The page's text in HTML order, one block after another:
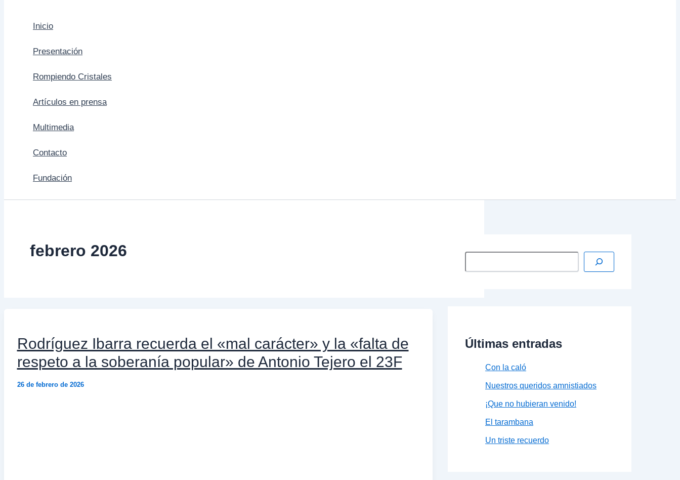
Inicio
Presentación
Rompiendo Cristales
Artículos en prensa
Multimedia
Contacto
Fundación
febrero 2026
Rodríguez Ibarra recuerda el «mal carácter» y la «falta de
respeto a la soberanía popular» de Antonio Tejero el 23F
26 de febrero de 2026
Últimas entradas
Con la caló
Nuestros queridos amnistiados
¡Que no hubieran venido!
El tarambana
Un triste recuerdo